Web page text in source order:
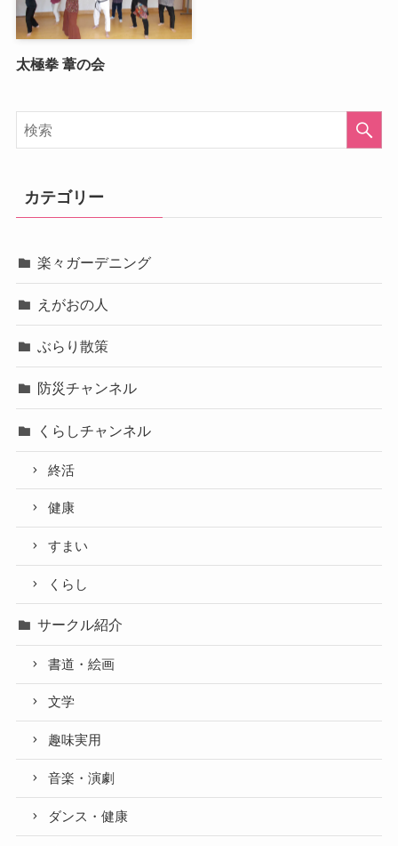
太極拳 葦の会
カテゴリー
楽々ガーデニング
えがおの人
ぶらり散策
防災チャンネル
くらしチャンネル
終活
健康
すまい
くらし
サークル紹介
書道・絵画
文学
趣味実用
音楽・演劇
ダンス・健康